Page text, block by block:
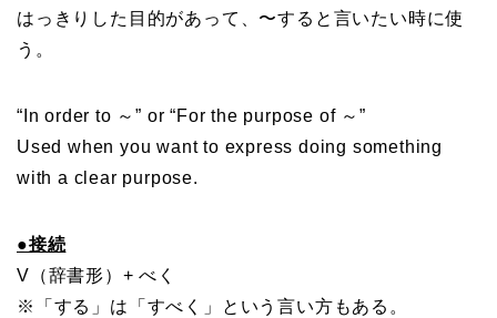
はっきりした目的があって、〜すると言いたい時に使
う。
“In order to ～” or “For the purpose of ～”
Used when you want to express doing something
with a clear purpose.
●接続
V（辞書形）+ べく
※「する」は「すべく」という言い方もある。